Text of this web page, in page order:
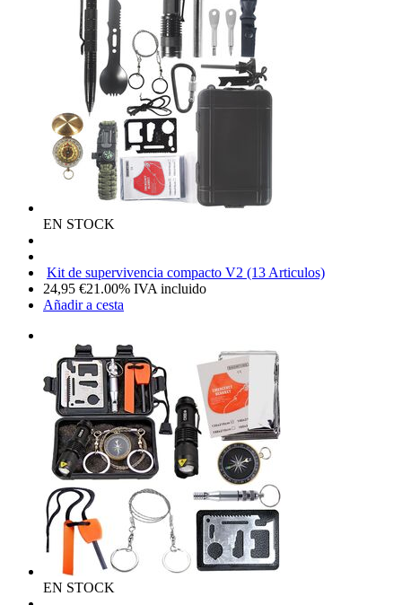
EN STOCK
Kit de supervivencia compacto V2 (13 Articulos)
24,95 €21.00% IVA incluido
Añadir a cesta
EN STOCK